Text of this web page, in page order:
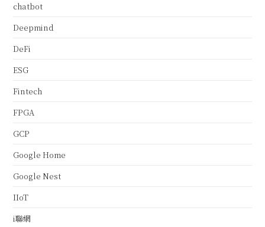
chatbot
Deepmind
DeFi
ESG
Fintech
FPGA
GCP
Google Home
Google Nest
IIoT
i聯網